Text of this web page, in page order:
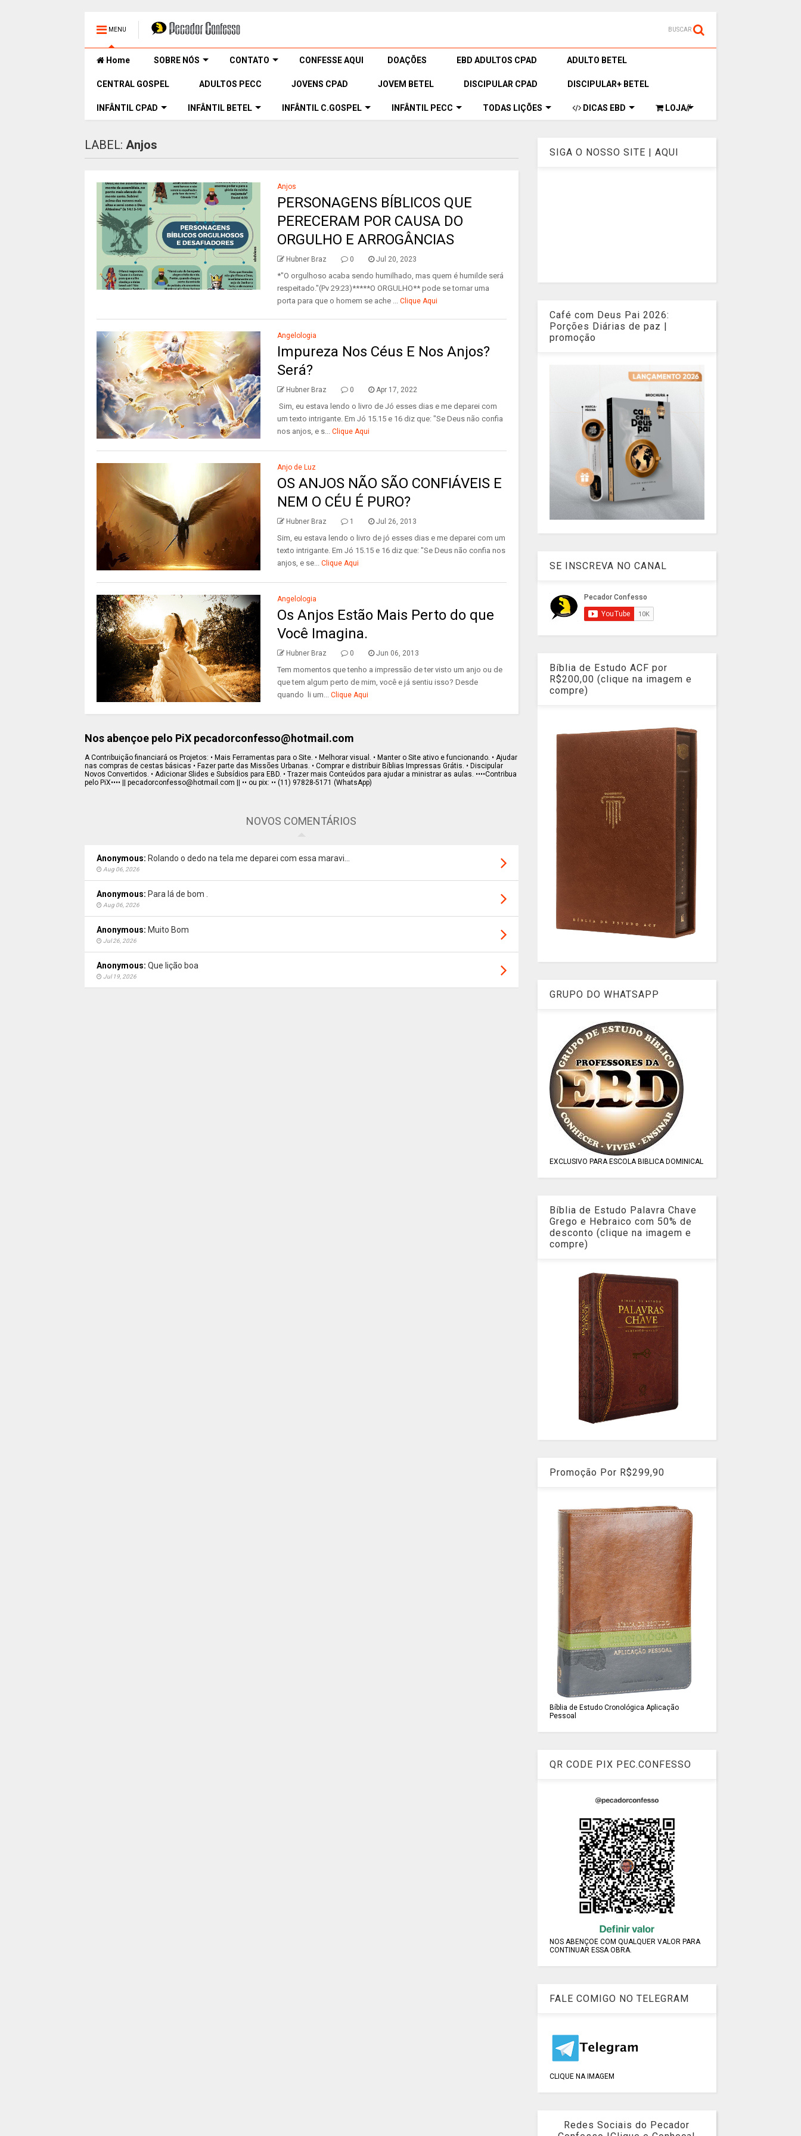
MENU BUSCAR
Home SOBRE NÓS CONTATO CONFESSE AQUI DOAÇÕES EBD ADULTOS CPAD ADULTO BETEL
CENTRAL GOSPEL ADULTOS PECC JOVENS CPAD JOVEM BETEL DISCIPULAR CPAD DISCIPULAR+ BETEL
INFÂNTIL CPAD INFÂNTIL BETEL INFÂNTIL C.GOSPEL INFÂNTIL PECC TODAS LIÇÕES DICAS EBD LOJA//
LABEL: Anjos
Anjos
PERSONAGENS BÍBLICOS QUE
PERECERAM POR CAUSA DO
ORGULHO E ARROGÂNCIAS
Hubner Braz 0 Jul 20, 2023
*"O orgulhoso acaba sendo humilhado, mas quem é humilde será
respeitado."(Pv 29:23)*****O ORGULHO** pode se tornar uma
porta para que o homem se ache ... Clique Aqui
Angelologia
Impureza Nos Céus E Nos Anjos?
Será?
Hubner Braz 0 Apr 17, 2022
Sim, eu estava lendo o livro de Jó esses dias e me deparei com
um texto intrigante. Em Jó 15.15 e 16 diz que: "Se Deus não confia
nos anjos, e s... Clique Aqui
Anjo de Luz
OS ANJOS NÃO SÃO CONFIÁVEIS E
NEM O CÉU É PURO?
Hubner Braz 1 Jul 26, 2013
Sim, eu estava lendo o livro de jó esses dias e me deparei com um
texto intrigante. Em Jó 15.15 e 16 diz que: "Se Deus não confia nos
anjos, e se... Clique Aqui
Angelologia
Os Anjos Estão Mais Perto do que
Você Imagina.
Hubner Braz 0 Jun 06, 2013
Tem momentos que tenho a impressão de ter visto um anjo ou de
que tem algum perto de mim, você e já sentiu isso? Desde
quando li um... Clique Aqui
Nos abençoe pelo PiX pecadorconfesso@hotmail.com
A Contribuição financiará os Projetos: • Mais Ferramentas para o Site. • Melhorar visual. • Manter o Site ativo e funcionando. • Ajudar
nas compras de cestas básicas • Fazer parte das Missões Urbanas. • Comprar e distribuir Bíblias Impressas Grátis. • Discipular
Novos Convertidos. • Adicionar Slides e Subsídios para EBD. • Trazer mais Conteúdos para ajudar a ministrar as aulas. ••••Contribua
pelo PiX•••• || pecadorconfesso@hotmail.com || •• ou pix: •• (11) 97828-5171 (WhatsApp)
NOVOS COMENTÁRIOS
Anonymous: Rolando o dedo na tela me deparei com essa maravi...
Aug 06, 2026
Anonymous: Para lá de bom .
Aug 06, 2026
Anonymous: Muito Bom
Jul 26, 2026
Anonymous: Que lição boa
Jul 19, 2026
SIGA O NOSSO SITE | AQUI
Café com Deus Pai 2026:
Porções Diárias de paz |
promoção
SE INSCREVA NO CANAL
Bíblia de Estudo ACF por
R$200,00 (clique na imagem e
compre)
GRUPO DO WHATSAPP
EXCLUSIVO PARA ESCOLA BIBLICA DOMINICAL
Bíblia de Estudo Palavra Chave
Grego e Hebraico com 50% de
desconto (clique na imagem e
compre)
Promoção Por R$299,90
Bíblia de Estudo Cronológica Aplicação
Pessoal
QR CODE PIX PEC.CONFESSO
NOS ABENÇOE COM QUALQUER VALOR PARA
CONTINUAR ESSA OBRA.
FALE COMIGO NO TELEGRAM
CLIQUE NA IMAGEM
Redes Sociais do Pecador